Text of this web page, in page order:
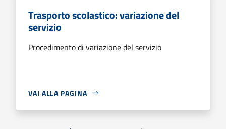
Trasporto scolastico: variazione del
servizio
Procedimento di variazione del servizio
VAI ALLA PAGINA